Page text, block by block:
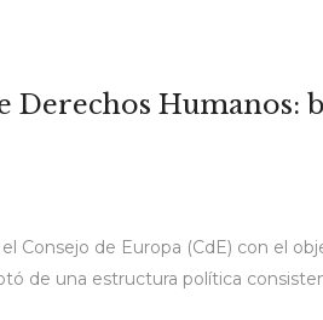
Derechos Humanos:
Consejo de Europa (CdE) con el
de una estructura política